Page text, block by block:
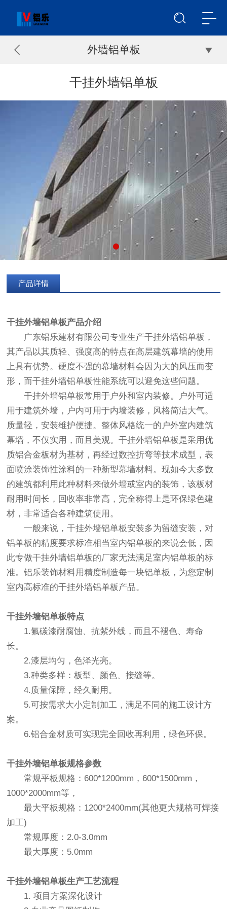
外墙铝单板
干挂外墙铝单板
产品详情
干挂外墙铝单板产品介绍
广东铝乐建材有限公司专业生产干挂外墙铝单板，
其产品以其质轻、强度高的特点在高层建筑幕墙的使用
上具有优势。硬度不强的幕墙材料会因为大的风压而变
形，而干挂外墙铝单板性能系统可以避免这些问题。
干挂外墙铝单板常用于户外和室内装修。户外可适
用于建筑外墙，户内可用于内墙装修，风格简洁大气。
质量轻，安装维护便捷。整体风格统一的户外室内建筑
幕墙，不仅实用，而且美观。干挂外墙铝单板是采用优
质铝合金板材为基材，再经过数控折弯等技术成型，表
面喷涂装饰性涂料的一种新型幕墙材料。现如今大多数
的建筑都利用此种材料来做外墙或室内的装饰，该板材
耐用时间长，回收率非常高，完全称得上是环保绿色建
材，非常适合各种建筑使用。
一般来说，干挂外墙铝单板安装多为留缝安装，对
铝单板的精度要求标准相当室内铝单板的来说会低，因
此专做干挂外墙铝单板的厂家无法满足室内铝单板的标
准。铝乐装饰材料用精度制造每一块铝单板，为您定制
室内高标准的干挂外墙铝单板产品。
干挂外墙铝单板特点
1.氟碳漆耐腐蚀、抗紫外线，而且不褪色、寿命
长。
2.漆层均匀，色泽光亮。
3.种类多样：板型、颜色、接缝等。
4.质量保障，经久耐用。
5.可按需求大小定制加工，满足不同的施工设计方
案。
6.铝合金材质可实现完全回收再利用，绿色环保。
干挂外墙铝单板规格参数
常规平板规格：600*1200mm，600*1500mm，
1000*2000mm等，
最大平板规格：1200*2400mm(其他更大规格可焊接
加工)
常规厚度：2.0-3.0mm
最大厚度：5.0mm
干挂外墙铝单板生产工艺流程
1. 项目方案深化设计